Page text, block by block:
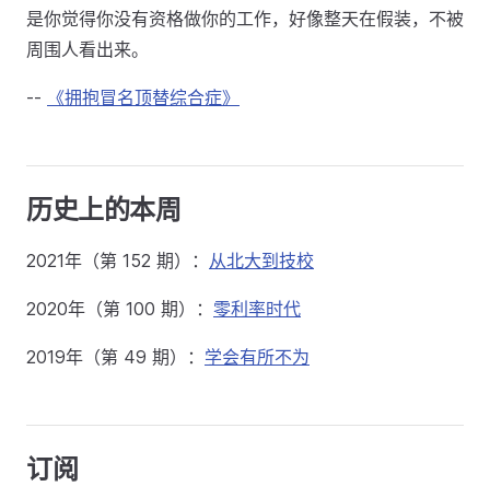
是你觉得你没有资格做你的工作，好像整天在假装，不被
周围人看出来。
-- 《拥抱冒名顶替综合症》
历史上的本周
2021年（第 152 期）： 从北大到技校
2020年（第 100 期）： 零利率时代
2019年（第 49 期）： 学会有所不为
订阅